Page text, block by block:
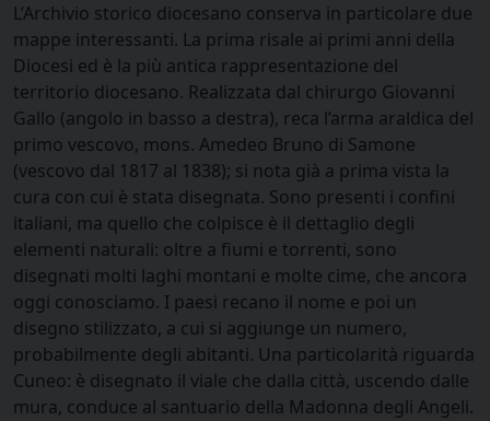
L’Archivio storico diocesano conserva in particolare due
mappe interessanti. La prima risale ai primi anni della
Diocesi ed è la più antica rappresentazione del
territorio diocesano. Realizzata dal chirurgo Giovanni
Gallo (angolo in basso a destra), reca l’arma araldica del
primo vescovo, mons. Amedeo Bruno di Samone
(vescovo dal 1817 al 1838); si nota già a prima vista la
cura con cui è stata disegnata. Sono presenti i confini
italiani, ma quello che colpisce è il dettaglio degli
elementi naturali: oltre a fiumi e torrenti, sono
disegnati molti laghi montani e molte cime, che ancora
oggi conosciamo. I paesi recano il nome e poi un
disegno stilizzato, a cui si aggiunge un numero,
probabilmente degli abitanti. Una particolarità riguarda
Cuneo: è disegnato il viale che dalla città, uscendo dalle
mura, conduce al santuario della Madonna degli Angeli.